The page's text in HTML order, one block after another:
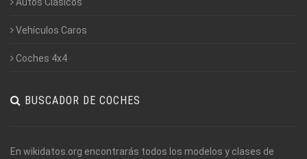
Vehículos Caros
Coches 4x4
BUSCADOR DE COCHES
En wikidatos.org encontrarás todos los modelos y clases de